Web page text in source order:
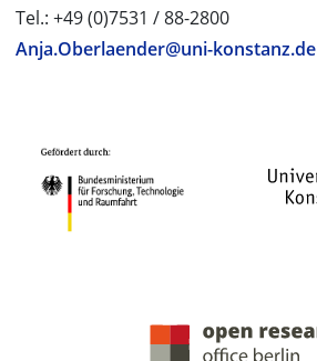
Tel.: +49 (0)7531 / 88-2800
Anja.Oberlaender@uni-konstanz.de